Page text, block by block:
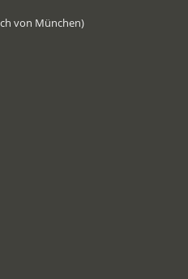
von München)